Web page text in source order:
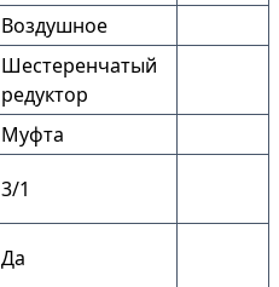
Воздушное
Шестеренчатый
редуктор
Муфта
3/1
Да